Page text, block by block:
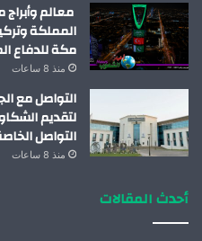
معالم
المملكة
مكة للدفاع
منذ 8 ساعات
التواصل مع
لتقديم
التواصل
منذ 8 ساعات
أحدث المقالات